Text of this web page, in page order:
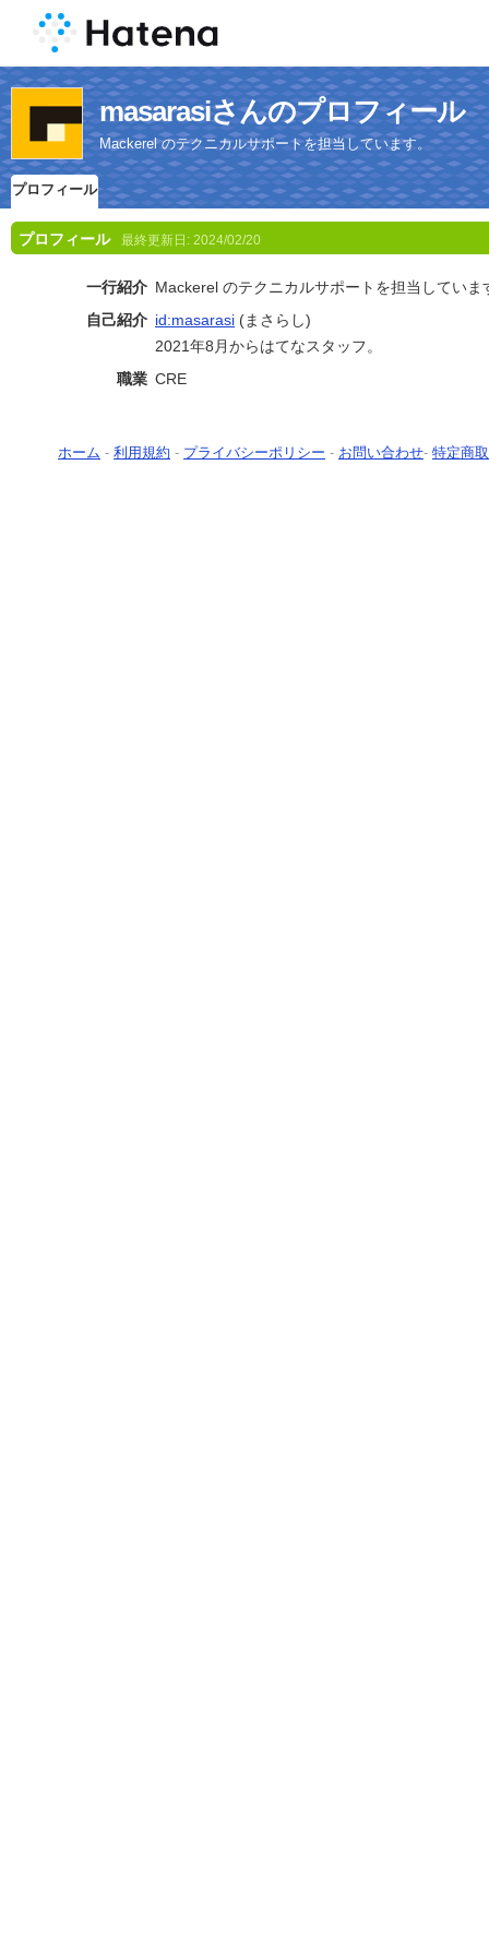
masarasiさんのプロフィール
Mackerel のテクニカルサポートを担当しています。
プロフィール
プロフィール 最終更新日: 2024/02/20
一行紹介 Mackerel のテクニカルサポートを担当していま
自己紹介 id:masarasi (まさらし)
2021年8月からはてなスタッフ。
職業 CRE
ホーム - 利用規約 - プライバシーポリシー - お問い合わせ- 特定商